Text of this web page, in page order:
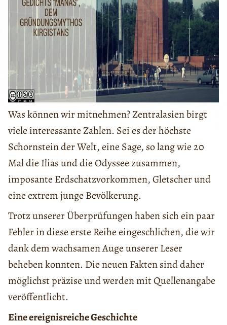
Was können wir mitnehmen? Zentralasien birgt
viele interessante Zahlen. Sei es der höchste
Schornstein der Welt, eine Sage, so lang wie 20
Mal die Ilias und die Odyssee zusammen,
imposante Erdschatzvorkommen, Gletscher und
eine extrem junge Bevölkerung.
Trotz unserer Überprüfungen haben sich ein paar
Fehler in diese erste Reihe eingeschlichen, die wir
dank dem wachsamen Auge unserer Leser
beheben konnten. Die neuen Fakten sind daher
möglichst präzise und werden mit Quellenangabe
veröffentlicht.
Eine ereignisreiche Geschichte